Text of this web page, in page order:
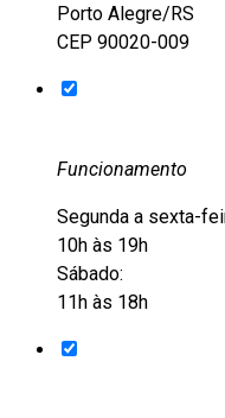
Porto Alegre/RS
CEP 90020-009
Funcionamento
Segunda a sexta-
10h às 19h
Sábado:
11h às 18h